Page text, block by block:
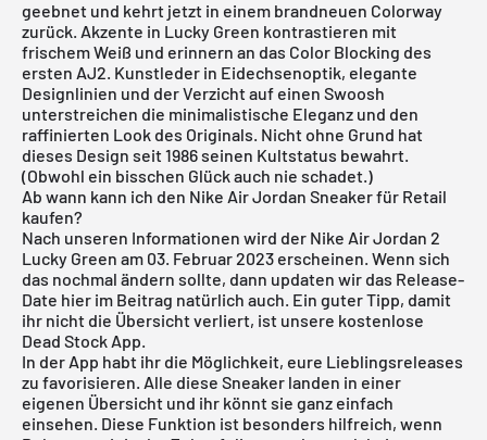
geebnet und kehrt jetzt in einem brandneuen Colorway
zurück. Akzente in Lucky Green kontrastieren mit
frischem Weiß und erinnern an das Color Blocking des
ersten AJ2. Kunstleder in Eidechsenoptik, elegante
Designlinien und der Verzicht auf einen Swoosh
unterstreichen die minimalistische Eleganz und den
raffinierten Look des Originals. Nicht ohne Grund hat
dieses Design seit 1986 seinen Kultstatus bewahrt.
(Obwohl ein bisschen Glück auch nie schadet.)
Ab wann kann ich den Nike Air Jordan Sneaker für Retail
kaufen?
Nach unseren Informationen wird der Nike Air Jordan 2
Lucky Green am 03. Februar 2023 erscheinen. Wenn sich
das nochmal ändern sollte, dann updaten wir das Release-
Date hier im Beitrag natürlich auch. Ein guter Tipp, damit
ihr nicht die Übersicht verliert, ist unsere kostenlose
Dead Stock App.
In der App habt ihr die Möglichkeit, eure Lieblingsreleases
zu favorisieren. Alle diese Sneaker landen in einer
eigenen Übersicht und ihr könnt sie ganz einfach
einsehen. Diese Funktion ist besonders hilfreich, wenn